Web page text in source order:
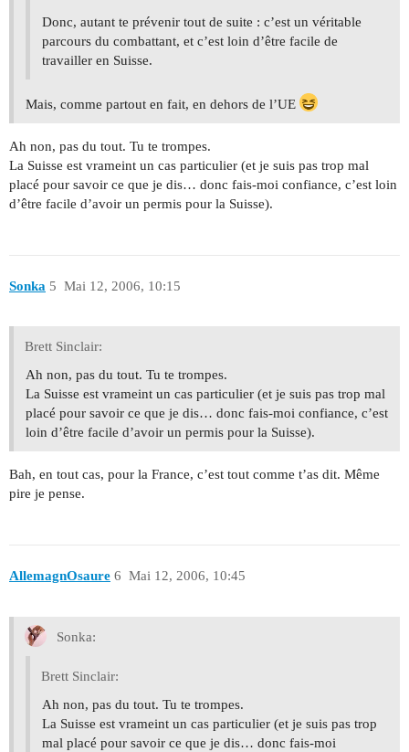
Donc, autant te prévenir tout de suite : c’est un véritable
parcours du combattant, et c’est loin d’être facile de
travailler en Suisse.
Mais, comme partout en fait, en dehors de l’UE
Ah non, pas du tout. Tu te trompes.
La Suisse est vrameint un cas particulier (et je suis pas trop mal
placé pour savoir ce que je dis… donc fais-moi confiance, c’est loin
d’être facile d’avoir un permis pour la Suisse).
Sonka Mai 12, 2006, 10:15
5
Brett Sinclair:
Ah non, pas du tout. Tu te trompes.
La Suisse est vrameint un cas particulier (et je suis pas trop mal
placé pour savoir ce que je dis… donc fais-moi confiance, c’est
loin d’être facile d’avoir un permis pour la Suisse).
Bah, en tout cas, pour la France, c’est tout comme t’as dit. Même
pire je pense.
AllemagnOsaure Mai 12, 2006, 10:45
6
Sonka:
Brett Sinclair:
Ah non, pas du tout. Tu te trompes.
La Suisse est vrameint un cas particulier (et je suis pas trop
mal placé pour savoir ce que je dis… donc fais-moi